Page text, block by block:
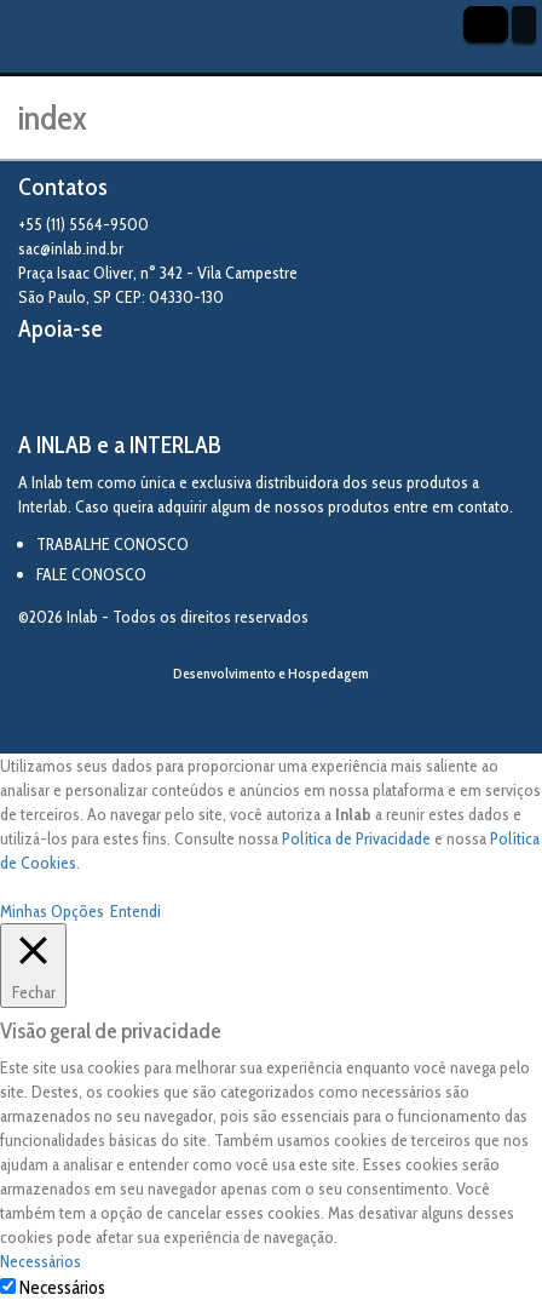
index
Contatos
+55 (11) 5564-9500
sac@inlab.ind.br
Praça Isaac Oliver, n° 342 - Vila Campestre
São Paulo SP CEP: 04330-130
Apoia-se
A INLAB e a INTERLAB
A Inlab tem como única e exclusiva distribuidora dos seus produtos a
Interlab. Caso queira adquirir algum de nossos produtos entre em contato.
TRABALHE CONOSCO
FALE CONOSCO
©2026 Inlab - Todos os direitos reservados
Desenvolvimento e Hospedagem
Utilizamos seus dados para proporcionar uma experiência mais saliente ao
analisar e personalizar conteúdos e anúncios em nossa plataforma e em serviços
de terceiros. Ao navegar pelo site, você autoriza a Inlab a reunir estes dados e
utilizá-los para estes fins. Consulte nossaPolítica de Privacidade e nossaPolítica
de Cookies
Minhas Opções Entendi
Fechar
Visão geral de privacidade
Este site usa cookies para melhorar sua experiência enquanto você navega pelo
site. Destes, os cookies que são categorizados como necessários são
armazenados no seu navegador, pois são essenciais para o funcionamento das
funcionalidades básicas do site. Também usamos cookies de terceiros que nos
ajudam a analisar e entender como você usa este site. Esses cookies serão
armazenados em seu navegador apenas com o seu consentimento. Você
também tem a opção de cancelar esses cookies. Mas desativar alguns desses
cookies pode afetar sua experiência de navegação.
Necessários
Necessários